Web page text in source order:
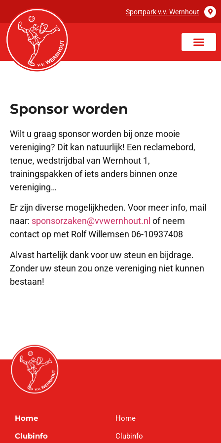
Sportpark v.v. Wernhout
Sponsor worden
Wilt u graag sponsor worden bij onze mooie
vereniging? Dit kan natuurlijk! Een reclamebord,
tenue, wedstrijdbal van Wernhout 1,
trainingspakken of iets anders binnen onze
vereniging…
Er zijn diverse mogelijkheden. Voor meer info, mail
naar: sponsorzaken@vvwernhout.nl of neem
contact op met Rolf Willemsen 06-10937408
Alvast hartelijk dank voor uw steun en bijdrage.
Zonder uw steun zou onze vereniging niet kunnen
bestaan!
Home
Clubinfo
Home
Clubinfo